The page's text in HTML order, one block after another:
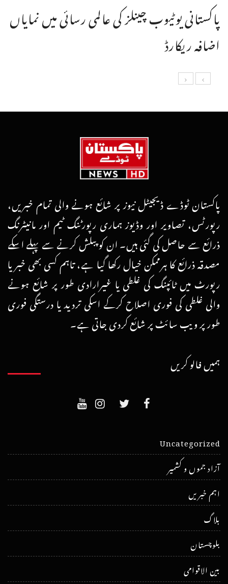
پاکستانی یوٹیوب چینلز کی عالمی رسائی میں نمایاں
اضافہ ریکارڈ
پاکستان ٹوڈے ڈیجیٹل نیوز پر شائع ہونے والی تمام خبریں،
رپورٹس، تصاویر اور وڈیوز ہماری رپورٹنگ ٹیم اور مانیٹرنگ
ذرائع سے حاصل کی گئی ہیں۔ ان کو پبلش کرنے سے پہلے اسکے
مصدقہ ذرائع کا ہرممکن خیال رکھا گیا ہے، تاہم کسی بھی خبر یا
رپورٹ میں ٹائپنگ کی غلطی یا غیرارادی طور پر شائع ہونے
والی غلطی کی فوری اصلاح کرکے اسکی تردید یا درستگی فوری
طور پر ویب سائٹ پر شائع کردی جاتی ہے۔
ہمیں فالو کریں
Uncategorized
آزاد جموں و کشمیر
اہم خبریں
بلاگ
بلوچستان
بین الاقوامی